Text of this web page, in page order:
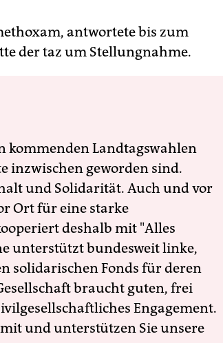
antwortete bis zum
der taz um Stellungnahme.
kommenden Landtagswahlen
inzwischen geworden sind.
und Solidarität. Auch und vor
Ort für eine starke
deshalb mit "Alles
unterstützt bundesweit linke,
solidarischen Fonds für deren
braucht guten, frei
Engagement.
und unterstützen Sie unsere